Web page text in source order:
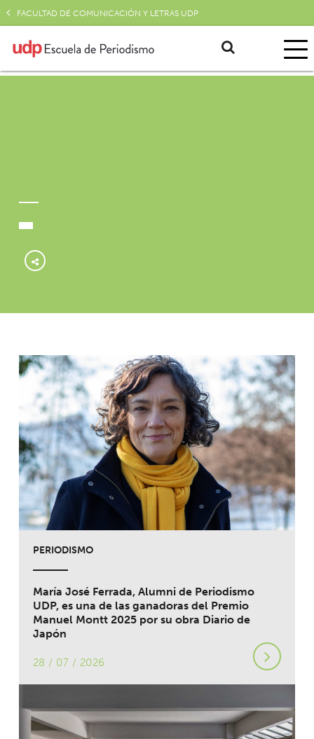
FACULTAD DE COMUNICACIÓN Y LETRAS UDP
PERIODISMO
María José Ferrada, Alumni de Periodismo
UDP, es una de las ganadoras del Premio
Manuel Montt 2025 por su obra Diario de
Japón
28 / 07 / 2026